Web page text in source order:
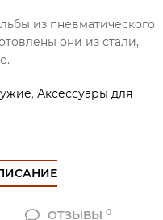
из пневматического
они из стали,
, Аксессуары для
ОТЗЫВЫ0